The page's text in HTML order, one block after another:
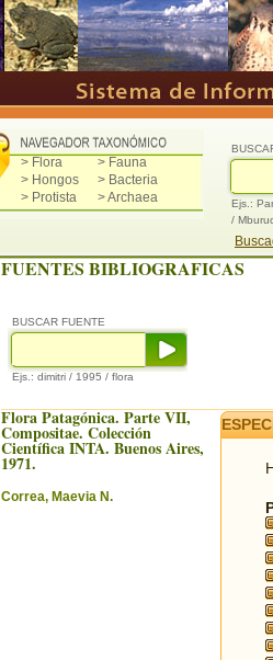
> Flora
> Fauna
> Hongos
> Bacteria
> Protista
> Archaea
Ejs.:
/
FUENTES BIBLIOGRAFICAS
BUSCAR FUENTE
Ejs.: dimitri / 1995 / flora
Flora Patagónica. Parte VII,
Compositae. Colección
Científica INTA. Buenos Aires,
1971.
Correa, Maevia N.